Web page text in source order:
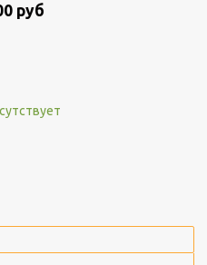
руб